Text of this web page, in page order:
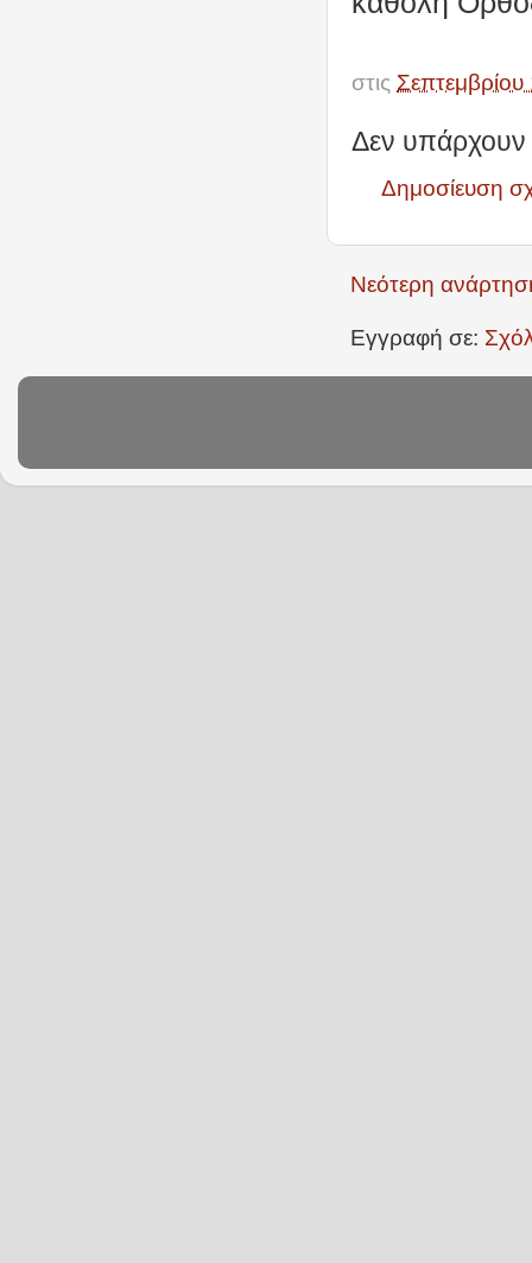
στις
Δεν υπάρχουν
Δημοσίευση
Νεότερη
Εγγραφή σε: